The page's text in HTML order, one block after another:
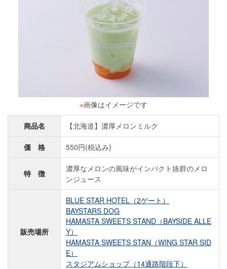
※画像はイメージです
商品名 【北海道】濃厚メロンミルク
価 格 550円(税込み)
特 徴
濃厚なメロンの風味がインパクト抜群のメロ
ンジュース
販売場所
BLUE STAR HOTEL（2ゲート）
BAYSTARS DOG
HAMASTA SWEETS STAND（BAYSIDE ALLE
Y）
HAMASTA SWEETS STAN（WING STAR SID
E）
スタジアムショップ（14通路階段下）